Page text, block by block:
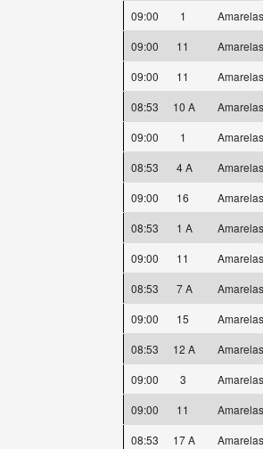
09:00
1 Amarelas
09:00
11 Amarelas
09:00
11 Amarelas
08:53
10 A Amarelas
09:00
1 Amarelas
08:53
4 A Amarelas
09:00
16 Amarelas
08:53
1 A Amarelas
09:00
11 Amarelas
08:53
7 A Amarelas
09:00
15 Amarelas
08:53
12 A Amarelas
09:00
3 Amarelas
09:00
11 Amarelas
08:53
17 A Amarelas